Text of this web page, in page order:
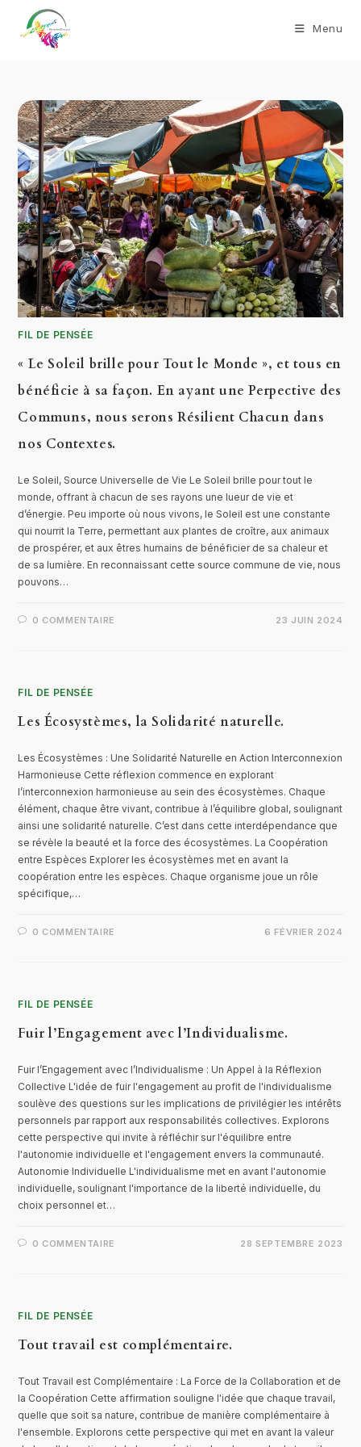
Menu
FIL DE PENSÉE
« Le Soleil brille pour Tout le Monde », et tous en
bénéficie à sa façon. En ayant une Perpective des
Communs, nous serons Résilient Chacun dans
nos Contextes.
Le Soleil, Source Universelle de Vie Le Soleil brille pour tout le
monde, offrant à chacun de ses rayons une lueur de vie et
d’énergie. Peu importe où nous vivons, le Soleil est une constante
qui nourrit la Terre, permettant aux plantes de croître, aux animaux
de prospérer, et aux êtres humains de bénéficier de sa chaleur et
de sa lumière. En reconnaissant cette source commune de vie, nous
pouvons…
0 COMMENTAIRE 23 JUIN 2024
FIL DE PENSÉE
Les Écosystèmes, la Solidarité naturelle.
Les Écosystèmes : Une Solidarité Naturelle en Action Interconnexion
Harmonieuse Cette réflexion commence en explorant
l’interconnexion harmonieuse au sein des écosystèmes. Chaque
élément, chaque être vivant, contribue à l’équilibre global, soulignant
ainsi une solidarité naturelle. C’est dans cette interdépendance que
se révèle la beauté et la force des écosystèmes. La Coopération
entre Espèces Explorer les écosystèmes met en avant la
coopération entre les espèces. Chaque organisme joue un rôle
spécifique,…
0 COMMENTAIRE 6 FÉVRIER 2024
FIL DE PENSÉE
Fuir l’Engagement avec l’Individualisme.
Fuir l’Engagement avec l’Individualisme : Un Appel à la Réflexion
Collective L'idée de fuir l'engagement au profit de l'individualisme
soulève des questions sur les implications de privilégier les intérêts
personnels par rapport aux responsabilités collectives. Explorons
cette perspective qui invite à réfléchir sur l'équilibre entre
l'autonomie individuelle et l'engagement envers la communauté.
Autonomie Individuelle L'individualisme met en avant l'autonomie
individuelle, soulignant l'importance de la liberté individuelle, du
choix personnel et…
0 COMMENTAIRE 28 SEPTEMBRE 2023
FIL DE PENSÉE
Tout travail est complémentaire.
Tout Travail est Complémentaire : La Force de la Collaboration et de
la Coopération Cette affirmation souligne l'idée que chaque travail,
quelle que soit sa nature, contribue de manière complémentaire à
l'ensemble. Explorons cette perspective qui met en avant la valeur